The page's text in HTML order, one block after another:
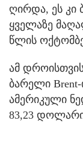
ღირდა, ეს კი
ყველაზე
წლის
ამ
ბარელი
ამერიკული
83,23